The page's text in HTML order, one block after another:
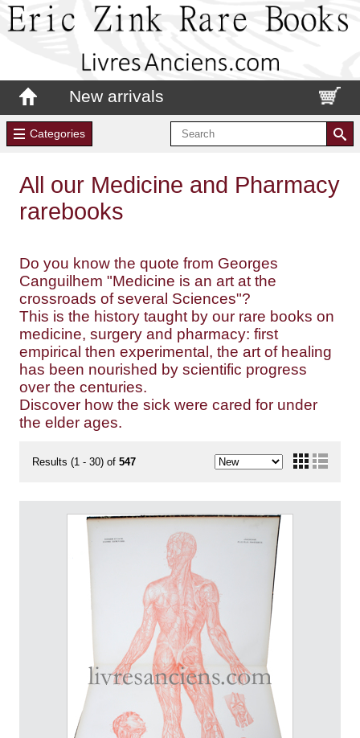
New arrivals
Categories
All our Medicine and Pharmacy
rarebooks
Do you know the quote from Georges
Canguilhem "Medicine is an art at the
crossroads of several Sciences"?
This is the history taught by our rare books on
medicine, surgery and pharmacy: first
empirical then experimental, the art of healing
has been nourished by scientific progress
over the centuries.
Discover how the sick were cared for under
the elder ages.
Results (1 - 30) of 547